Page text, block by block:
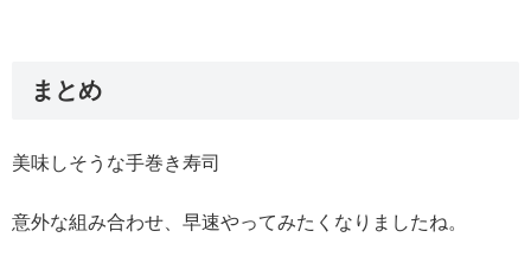
まとめ
美味しそうな手巻き寿司
意外な組み合わせ、早速やってみたくなりましたね。